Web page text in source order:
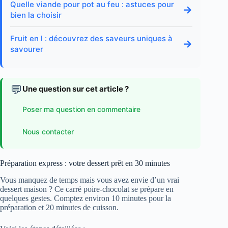
Quelle viande pour pot au feu : astuces pour
bien la choisir
→
Fruit en l : découvrez des saveurs uniques à
savourer
→
💬 Une question sur cet article ?
Poser ma question en commentaire
Nous contacter
Préparation express : votre dessert prêt en 30 minutes
Vous manquez de temps mais vous avez envie d’un vrai
dessert maison ? Ce carré poire-chocolat se prépare en
quelques gestes. Comptez environ 10 minutes pour la
préparation et 20 minutes de cuisson.